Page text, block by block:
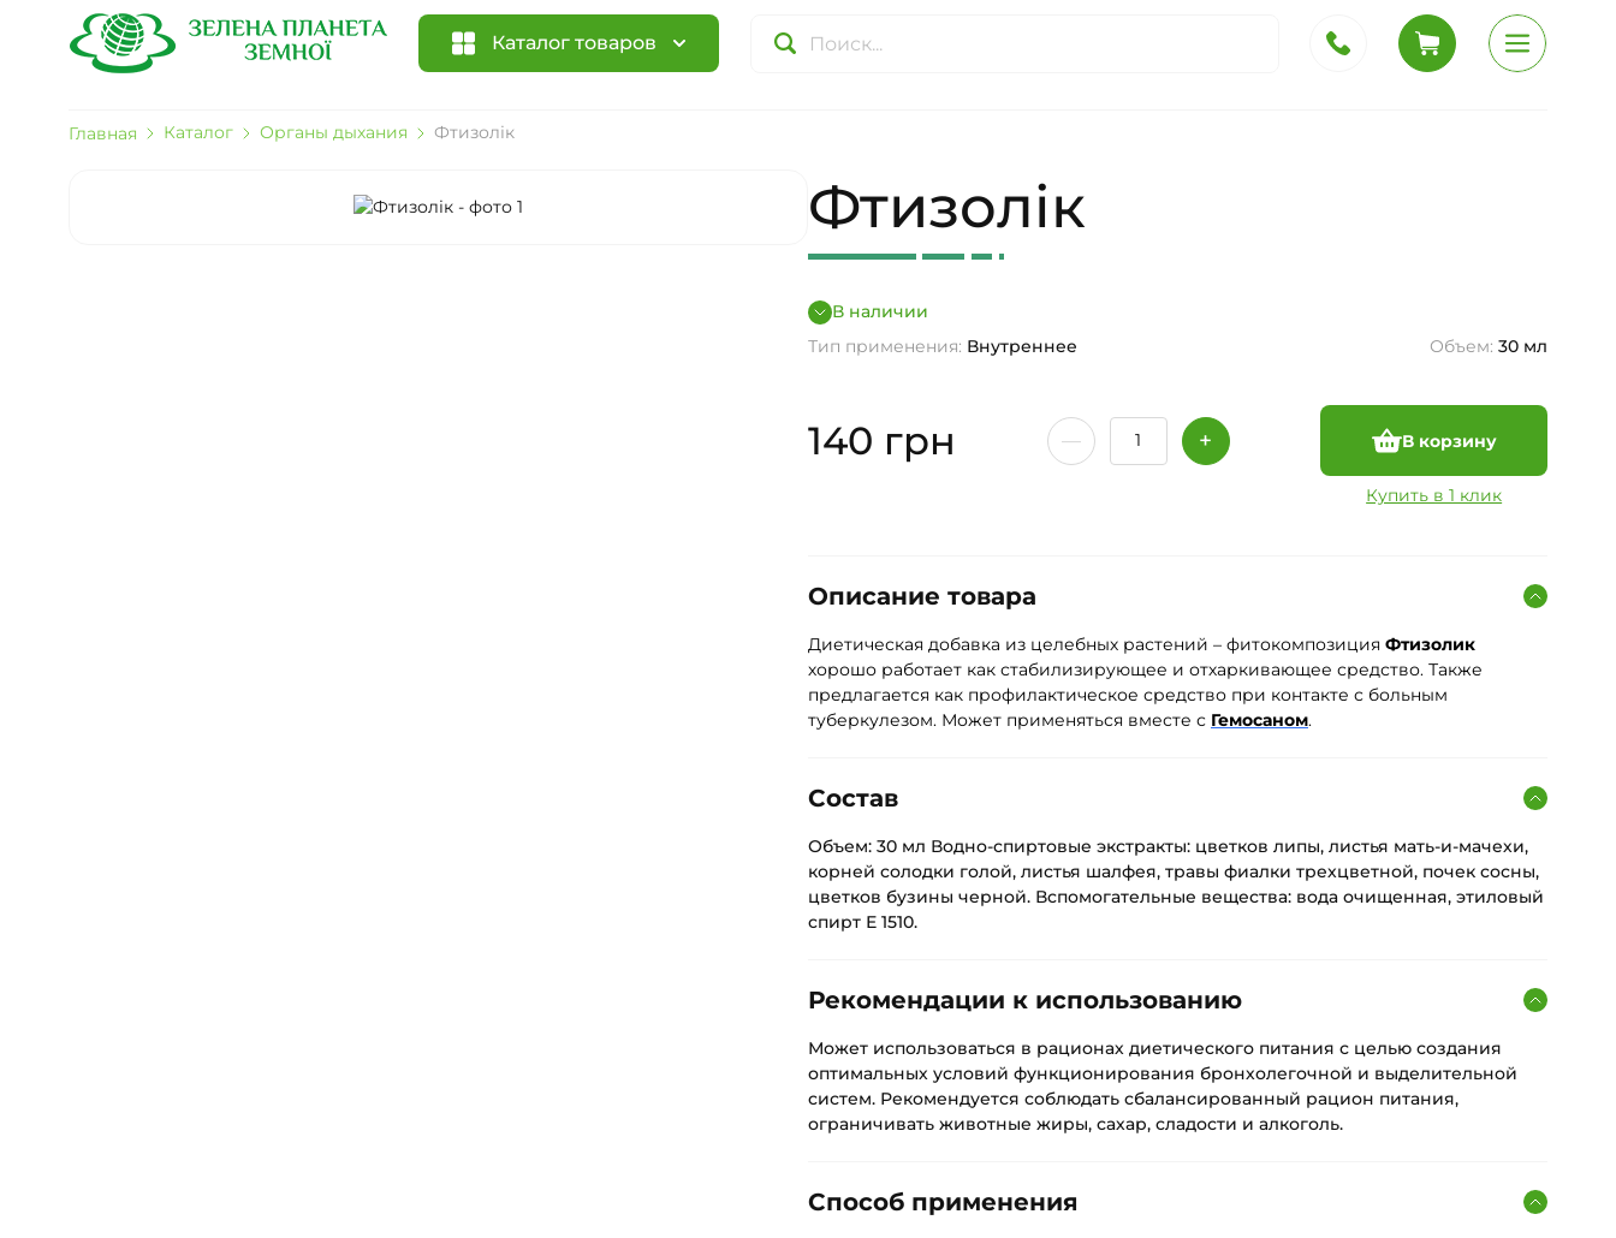
Каталог товаров
Главная Каталог Органы дыхания Фтизолік
Фтизолік
В наличии
Тип применения: Внутреннее Объем: 30 мл
140 грн В корзину
Купить в 1 клик
Описание товара
Диетическая добавка из целебных растений – фитокомпозиция Фтизолик
хорошо работает как стабилизирующее и отхаркивающее средство. Также
предлагается как профилактическое средство при контакте с больным
туберкулезом. Может применяться вместе с Гемосаном.
Состав
Объем: 30 мл Водно-спиртовые экстракты: цветков липы, листья мать-и-мачехи,
корней солодки голой, листья шалфея, травы фиалки трехцветной, почек сосны,
цветков бузины черной. Вспомогательные вещества: вода очищенная, этиловый
спирт Е 1510.
Рекомендации к использованию
Может использоваться в рационах диетического питания с целью создания
оптимальных условий функционирования бронхолегочной и выделительной
систем. Рекомендуется соблюдать сбалансированный рацион питания,
ограничивать животные жиры, сахар, сладости и алкоголь.
Способ применения